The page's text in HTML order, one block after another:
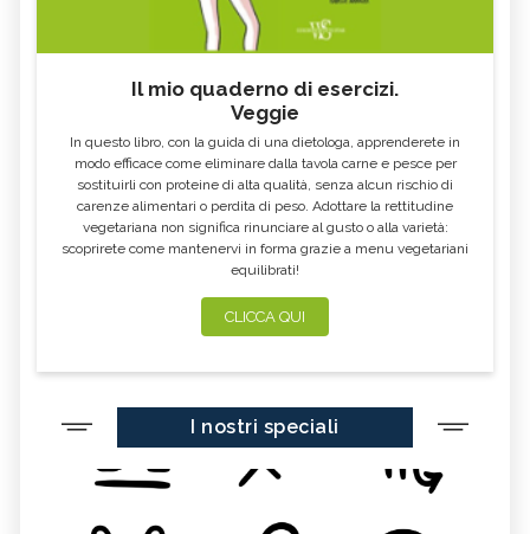
Il mio quaderno di esercizi.
Veggie
In questo libro, con la guida di una dietologa, apprenderete in
modo efficace come eliminare dalla tavola carne e pesce per
sostituirli con proteine di alta qualità, senza alcun rischio di
carenze alimentari o perdita di peso. Adottare la rettitudine
vegetariana non significa rinunciare al gusto o alla varietà:
scoprirete come mantenervi in forma grazie a menu vegetariani
equilibrati!
CLICCA QUI
I nostri speciali